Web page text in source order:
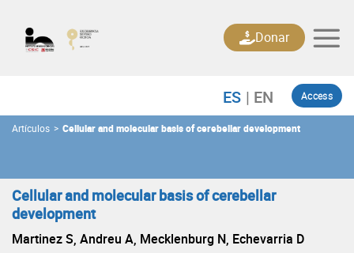
content
Access
Donar
Artículos > Cellular and molecular basis of cerebellar development
Cellular and molecular basis of cerebellar
development
Martinez S, Andreu A, Mecklenburg N, Echevarria D